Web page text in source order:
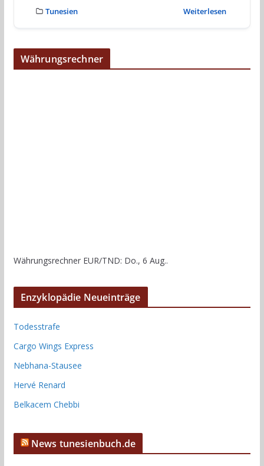
Tunesien Weiterlesen
Währungsrechner
Währungsrechner EUR/TND: Do., 6 Aug..
Enzyklopädie Neueinträge
Todesstrafe
Cargo Wings Express
Nebhana-Stausee
Hervé Renard
Belkacem Chebbi
News tunesienbuch.de